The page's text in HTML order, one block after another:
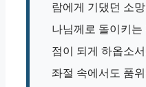
람에게 기댔던 소
나님께로 돌이키는
점이 되게 하옵소
좌절 속에서도 품